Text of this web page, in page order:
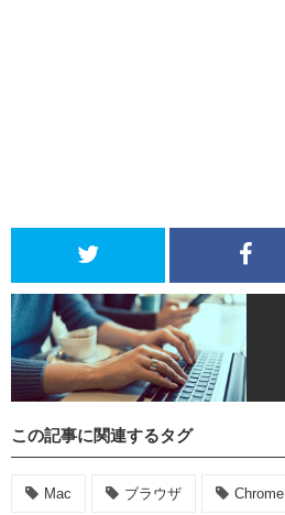
この記事に関連するタグ
Mac ブラウザ Chrome